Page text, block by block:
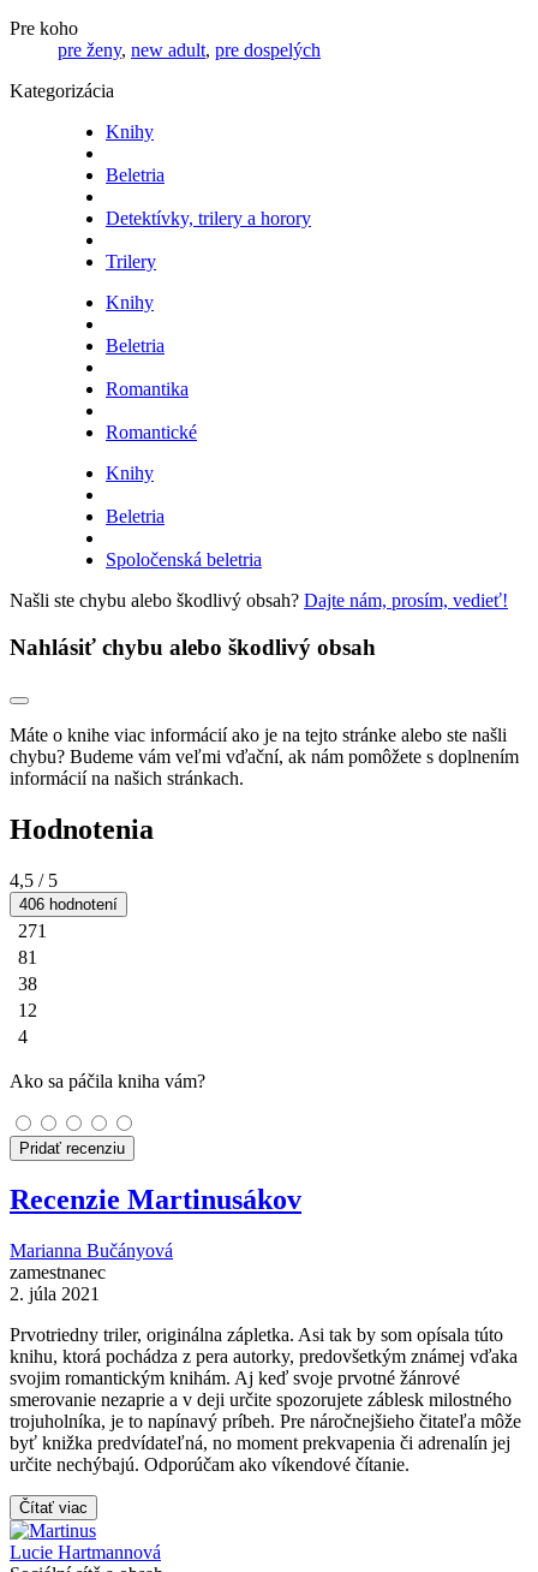
Pre koho
pre ženy, new adult, pre dospelých
Kategorizácia
Knihy
Beletria
Detektívky, trilery a horory
Trilery
Knihy
Beletria
Romantika
Romantické
Knihy
Beletria
Spoločenská beletria
Našli ste chybu alebo škodlivý obsah? Dajte nám, prosím, vedieť!
Nahlásiť chybu alebo škodlivý obsah
Máte o knihe viac informácií ako je na tejto stránke alebo ste našli
chybu? Budeme vám veľmi vďační, ak nám pomôžete s doplnením
informácií na našich stránkach.
Hodnotenia
4,5 / 5
406 hodnotení
271
81
38
12
4
Ako sa páčila kniha vám?
Pridať recenziu
Recenzie Martinusákov
Marianna Bučányová
zamestnanec
2. júla 2021
Prvotriedny triler, originálna zápletka. Asi tak by som opísala túto
knihu, ktorá pochádza z pera autorky, predovšetkým známej vďaka
svojim romantickým knihám. Aj keď svoje prvotné žánrové
smerovanie nezaprie a v deji určite spozorujete záblesk milostného
trojuholníka, je to napínavý príbeh. Pre náročnejšieho čitateľa môže
byť knižka predvídateľná, no moment prekvapenia či adrenalín jej
určite nechýbajú. Odporúčam ako víkendové čítanie.
Čítať viac
Lucie Hartmannová